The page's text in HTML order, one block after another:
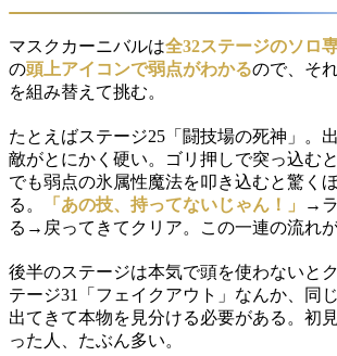
マスクカーニバルは全32ステージのソロ
の頭上アイコンで弱点がわかるので、そ
を組み替えて挑む。
たとえばステージ25「闘技場の死神」。
敵がとにかく硬い。ゴリ押しで突っ込む
でも弱点の氷属性魔法を叩き込むと驚く
る。
「あの技、持ってないじゃん！」
→
る→戻ってきてクリア。この一連の流れが
後半のステージは本気で頭を使わないと
テージ31「フェイクアウト」なんか、同
出てきて本物を見分ける必要がある。初
った人、たぶん多い。